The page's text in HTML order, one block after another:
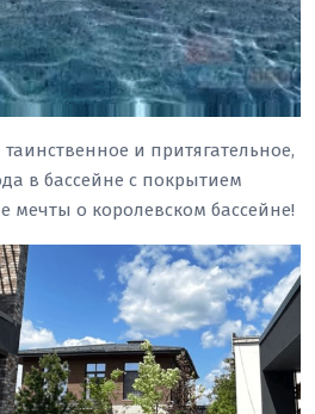
и притягательное,
в бассейне с покрытием
о королевском бассейне!